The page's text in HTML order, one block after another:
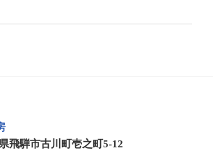
飛騨市古川町壱之町5-12